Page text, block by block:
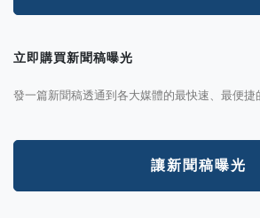
立即購買新聞稿曝光
發一篇新聞稿透通到各大媒體的最快速、最便捷
讓新聞稿曝光